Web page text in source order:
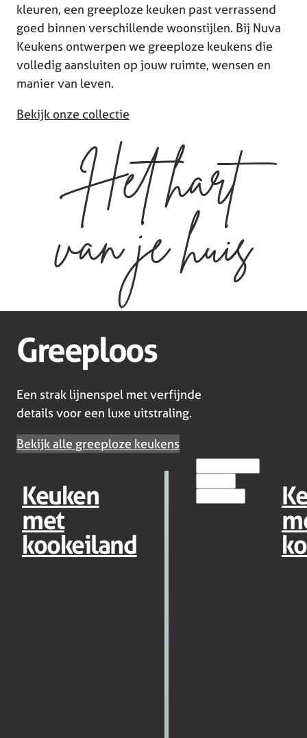
kleuren, een greeploze keuken past verrassend
goed binnen verschillende woonstijlen. Bij Nuva
Keukens ontwerpen we greeploze keukens die
volledig aansluiten op jouw ruimte, wensen en
manier van leven.
Bekijk onze collectie
Het hart
van je huis
Greeploos
Een strak lijnenspel met verfijnde
details voor een luxe uitstraling.
Bekijk alle greeploze keukens
Keuken
met
kookeiland